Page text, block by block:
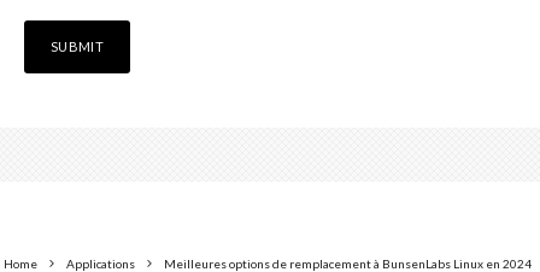
Home Applications Meilleures options de remplacement à BunsenLabs Linux en 2024